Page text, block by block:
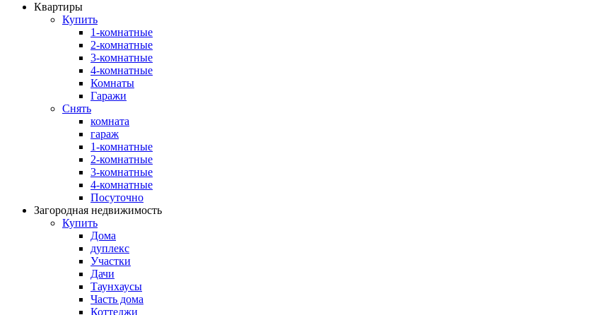
Квартиры
Купить
1-комнатные
2-комнатные
3-комнатные
4-комнатные
Комнаты
Гаражи
Снять
комната
гараж
1-комнатные
2-комнатные
3-комнатные
4-комнатные
Посуточно
Загородная недвижимость
Купить
Дома
дуплекс
Участки
Дачи
Таунхаусы
Часть дома
Коттеджи